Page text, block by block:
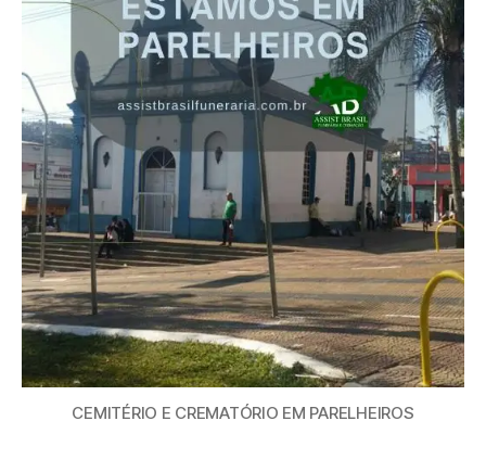
CEMITÉRIO E CREMATÓRIO EM PARELHEIROS